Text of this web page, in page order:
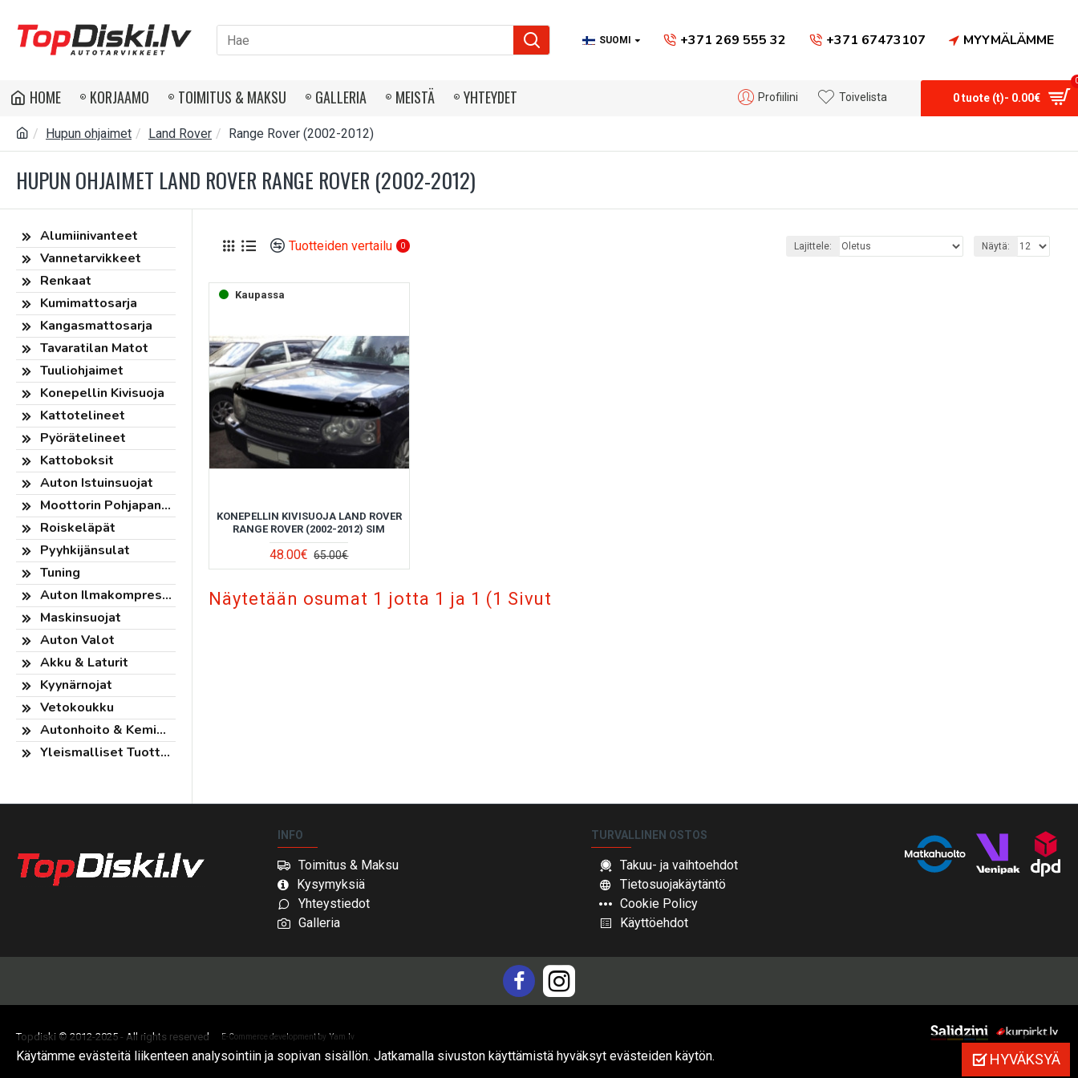
SUOMI +371 269 555 32 +371 67473107 MYYMÄLÄMME
HOME KORJAAMO TOIMITUS & MAKSU GALLERIA MEISTÄ YHTEYDET Profiilini Toivelista 0 tuote (t)- 0.00€
Hupun ohjaimet Land Rover Range Rover (2002-2012)
HUPUN OHJAIMET LAND ROVER RANGE ROVER (2002-2012)
Alumiinivanteet
Vannetarvikkeet
Renkaat
Kumimattosarja
Kangasmattosarja
Tavaratilan Matot
Tuuliohjaimet
Konepellin Kivisuoja
Kattotelineet
Pyörätelineet
Kattoboksit
Auton Istuinsuojat
Moottorin Pohjapanssari
Roiskeläpät
Pyyhkijänsulat
Tuning
Auton Ilmakompressorit
Maskinsuojat
Auton Valot
Akku & Laturit
Kyynärnojat
Vetokoukku
Autonhoito & Kemikaalit
Yleismalliset Tuotteet
Tuotteiden vertailu 0 Lajittele: Näytä:
Kaupassa
KONEPELLIN KIVISUOJA LAND ROVER
RANGE ROVER (2002-2012) SIM
48.00€ 65.00€
Näytetään osumat 1 jotta 1 ja 1 (1 Sivut
INFO
Toimitus & Maksu
Kysymyksiä
Yhteystiedot
Galleria
TURVALLINEN OSTOS
Takuu- ja vaihtoehdot
Tietosuojakäytäntö
Cookie Policy
Käyttöehdot
Topdiski © 2012-2025 - All rights reserved E-Commerce development by Yam.lv
HYVÄKSYÄ
Käytämme evästeitä liikenteen analysointiin ja sopivan sisällön. Jatkamalla sivuston käyttämistä hyväksyt evästeiden käytön.